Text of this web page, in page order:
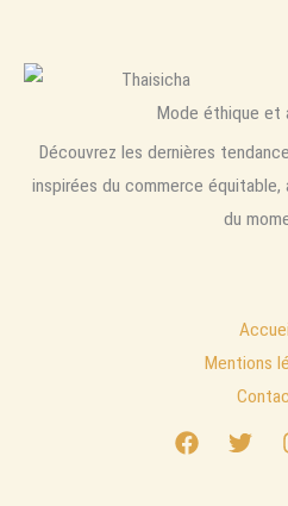
Mode éthique et
Découvrez les dernières
inspirées du commerce
du
Mentions